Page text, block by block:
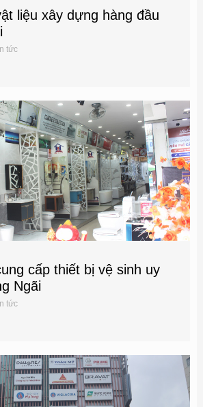
liệu xây dựng hàng đầu
tức
cấp thiết bị vệ sinh uy
Ngãi
tức